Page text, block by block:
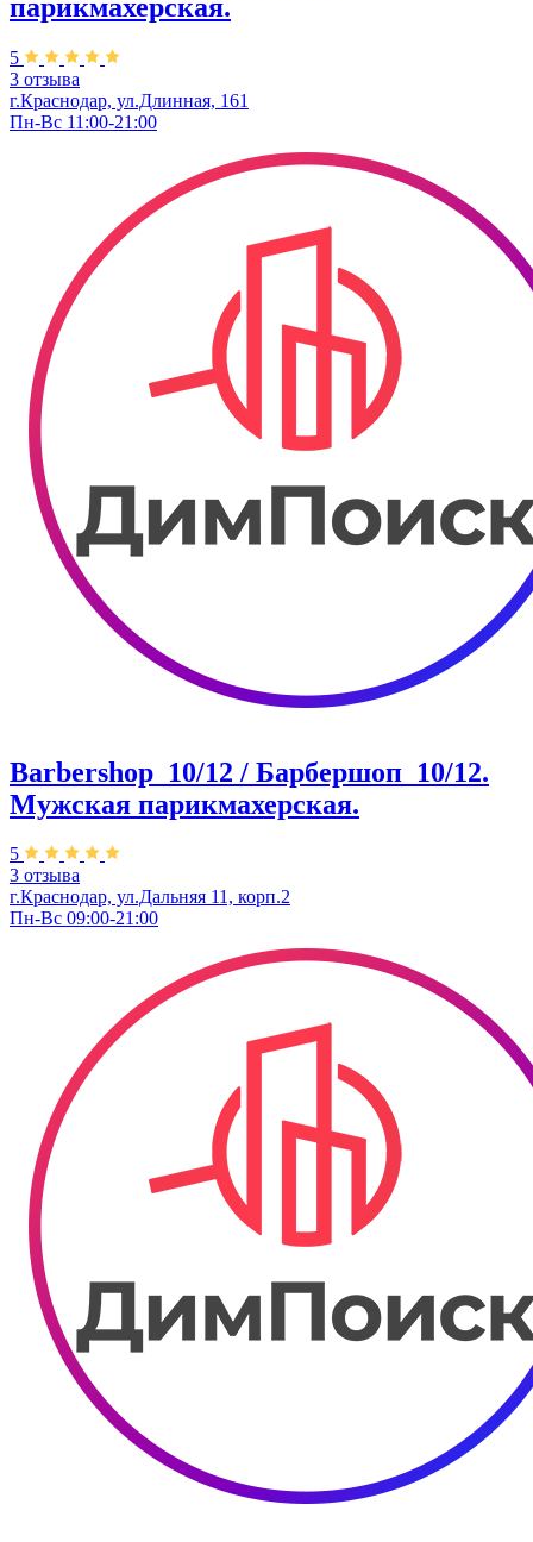
парикмахерская.
5
3 отзыва
г.Краснодар, ул.Длинная, 161
Пн-Вс 11:00-21:00
Barbershop_10/12 / Барбершоп_10/12.
Мужская парикмахерская.
5
3 отзыва
г.Краснодар, ул.Дальняя 11, корп.2
Пн-Вс 09:00-21:00